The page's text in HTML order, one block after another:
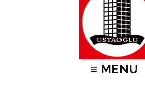
≡ MENU